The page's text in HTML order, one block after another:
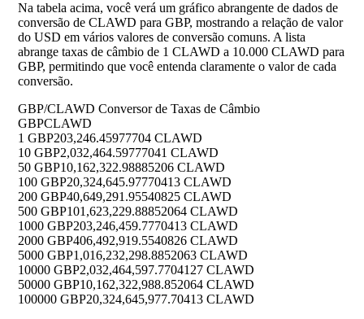
Na tabela acima, você verá um gráfico abrangente de dados de
conversão de CLAWD para GBP, mostrando a relação de valor
do USD em vários valores de conversão comuns. A lista
abrange taxas de câmbio de 1 CLAWD a 10.000 CLAWD para
GBP, permitindo que você entenda claramente o valor de cada
conversão.
GBP/CLAWD Conversor de Taxas de Câmbio
GBPCLAWD
1 GBP203,246.45977704 CLAWD
10 GBP2,032,464.59777041 CLAWD
50 GBP10,162,322.98885206 CLAWD
100 GBP20,324,645.97770413 CLAWD
200 GBP40,649,291.95540825 CLAWD
500 GBP101,623,229.88852064 CLAWD
1000 GBP203,246,459.7770413 CLAWD
2000 GBP406,492,919.5540826 CLAWD
5000 GBP1,016,232,298.8852063 CLAWD
10000 GBP2,032,464,597.7704127 CLAWD
50000 GBP10,162,322,988.852064 CLAWD
100000 GBP20,324,645,977.70413 CLAWD